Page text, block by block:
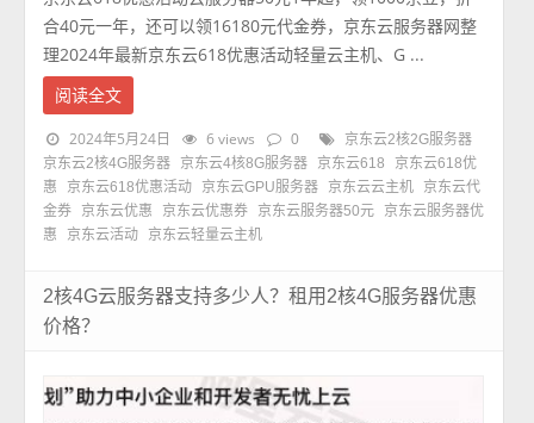
合40元一年，还可以领16180元代金券，京东云服务器网整
理2024年最新京东云618优惠活动轻量云主机、G ...
阅读全文
2024年5月24日 6 views 0
京东云2核2G服务器
京东云2核4G服务器
京东云4核8G服务器 京东云618
京东云618优
惠
京东云618优惠活动 京东云GPU服务器 京东云云主机
京东云代
金券
京东云优惠 京东云优惠券 京东云服务器50元
京东云服务器优
惠
京东云活动 京东云轻量云主机
2核4G云服务器支持多少人？租用2核4G服务器优惠
价格？